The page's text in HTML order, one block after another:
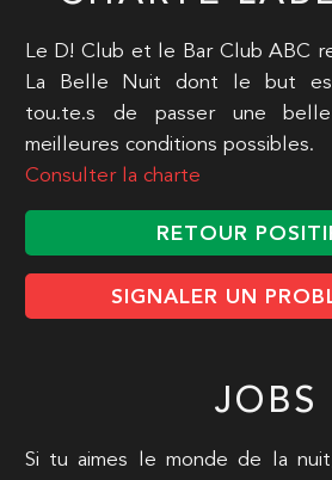
Le D! Club et le Bar Club ABC
La Belle Nuit dont le but
tou.te.s de passer une
meilleures conditions possibles.
Consulter la charte
RETOUR
SIGNALER UN
JOBS
Si tu aimes le monde de la